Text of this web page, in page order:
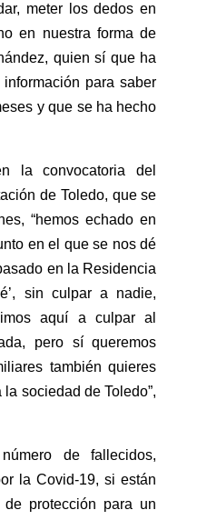
meter los dedos en
en nuestra forma de
quien sí que ha
para saber
y que se ha hecho
la convocatoria del
de Toledo, que se
“hemos echado en
en el que se nos dé
en la Residencia
sin culpar a nadie,
aquí a culpar al
pero sí queremos
también quieres
sociedad de Toledo”,
de fallecidos,
la Covid-19, si están
protección para un